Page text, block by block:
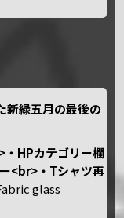
新緑五月の最後の
・HPカテゴリー欄
<br>・Tシャツ再
glass